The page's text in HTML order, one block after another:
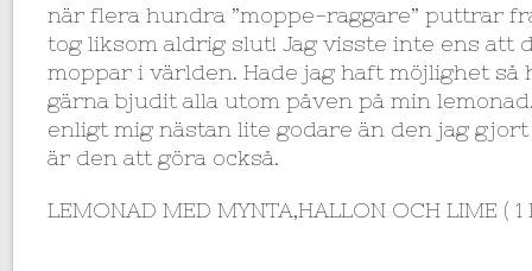
när flera hundra ”moppe-raggare” puttrar
tog liksom aldrig slut! Jag visste inte ens att
moppar i världen. Hade jag haft möjlighet så
gärna bjudit alla utom påven på min
enligt mig nästan lite godare än den jag
är den att göra också.
LEMONAD MED MYNTA,HALLON OCH LIME (